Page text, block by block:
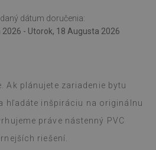
dátum doručenia:
- Utorok, 18 Augusta 2026
Ak plánujete zariadenie bytu
hľadáte inšpiráciu na originálnu
práve nástenný PVC
riešení.